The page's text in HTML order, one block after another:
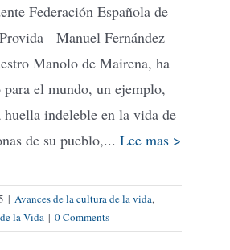
Federación Española de
Manuel Fernández
Manolo de Mairena, ha
el mundo, un ejemplo,
indeleble en la vida de
de su pueblo,... Lee mas >
| Avances de la cultura de la vida,
la Vida | 0 Comments